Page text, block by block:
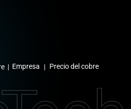
| Empresa Precio del cobre